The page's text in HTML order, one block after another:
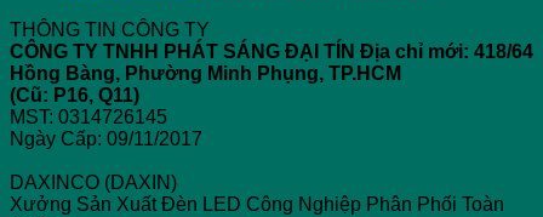
Chiếu
Sáng
Điện
Sử
Dụng
Pickleball
và
THÔNG TIN CÔNG TY
CÔNG TY TNHH PHÁT SÁNG ĐẠI TÍN Địa chỉ mới: 418/64
Hồng Bàng, Phường Minh Phụng, TP.HCM
(Cũ: P16, Q11)
MST: 0314726145
Ngày Cấp: 09/11/2017
DAXINCO (DAXIN)
Xưởng Sản Xuất Đèn LED Công Nghiệp Phân Phối Toàn